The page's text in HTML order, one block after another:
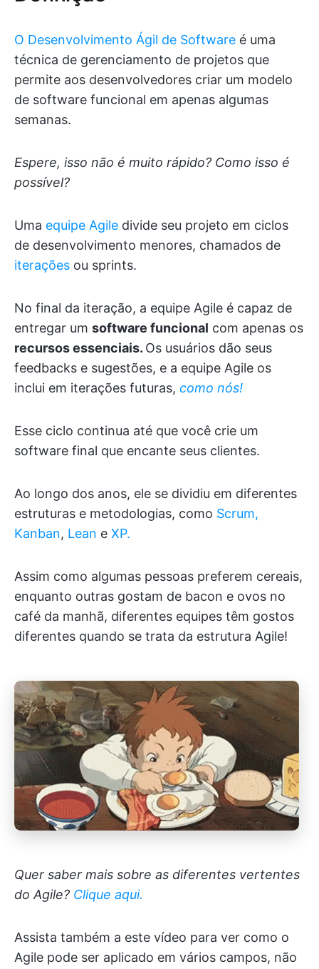
O Desenvolvimento Ágil de Software é uma
técnica de gerenciamento de projetos que
permite aos desenvolvedores criar um modelo
de software funcional em apenas algumas
semanas.
Espere, isso não é muito rápido? Como isso é
possível?
Uma equipe Agile divide seu projeto em ciclos
de desenvolvimento menores, chamados de
iterações ou sprints.
No final da iteração, a equipe Agile é capaz de
entregar um software funcional com apenas os
recursos essenciais. Os usuários dão seus
feedbacks e sugestões, e a equipe Agile os
inclui em iterações futuras, como nós!
Esse ciclo continua até que você crie um
software final que encante seus clientes.
Ao longo dos anos, ele se dividiu em diferentes
estruturas e metodologias, como Scrum,
Kanban, Lean e XP.
Assim como algumas pessoas preferem cereais,
enquanto outras gostam de bacon e ovos no
café da manhã, diferentes equipes têm gostos
diferentes quando se trata da estrutura Agile!
Quer saber mais sobre as diferentes vertentes
do Agile? Clique aqui.
Assista também a este vídeo para ver como o
Agile pode ser aplicado em vários campos, não